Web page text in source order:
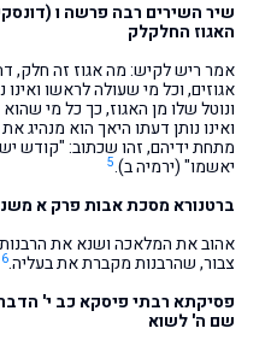
שיר השירים רבה פרשה ו
האגוז החלקלק
אמר ריש לקיש: מה אגוז זה חלק,
אגוזים, וכל מי שעולה לראשו
ונוטל שלו מן האגוז, כך כל מי
ואינו נותן דעתו היאך הוא מנהיג
מתחת ידיהם, זהו שכתוב: "קודש
יאשמו" (ירמיה ב).5
ברטנורא מסכת אבות פרק א
אהוב את המלאכה ושנא את
צבור, שהרבנות מקברת את בעליה.6
פסיקתא רבתי פיסקא כב י'
שם ה' לשוא